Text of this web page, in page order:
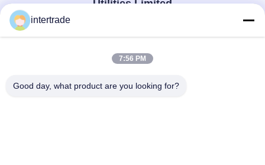
Utilities Limited
Maßgeschneiderte Lösungen zur Erfüllung der Kundenanforderungen
86-28-37561966-8:00
intertrade
7:56 PM
Good day, what product are you looking for?